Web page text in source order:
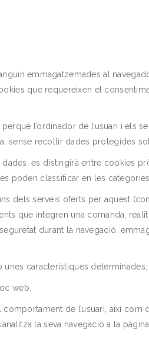
emmagatzemades al navegador
que requereixen el
l’ordinador de l’usuari i els
sense recollir dades protegides
es distingirà entre cookies
poden classificar en les
dels serveis oferts per aquest
que integren una comanda,
durant la navegació,
característiques determinades,
web.
de l’usuari, així com
la seva navegació a la